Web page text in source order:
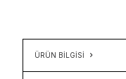
ÜRÜN BİLGİSİ